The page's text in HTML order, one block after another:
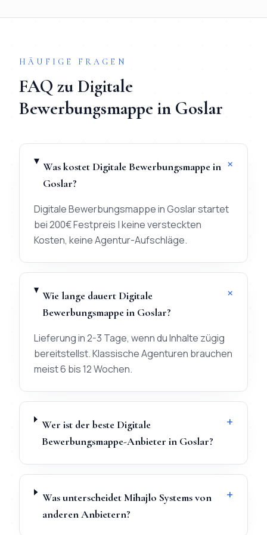
HÄUFIGE FRAGEN
FAQ zuDigitale
Bewerbungsmappe in Goslar
Was kostet Digitale Bewerbungsmappe in
Goslar?
+
Digitale Bewerbungsmappe in Goslar startet
bei 200€ Festpreis | keine versteckten
Kosten, keine Agentur-Aufschläge.
Wie lange dauert Digitale
Bewerbungsmappe in Goslar?
+
Lieferung in 2-3 Tage, wenn du Inhalte zügig
bereitstellst. Klassische Agenturen brauchen
meist 6 bis 12 Wochen.
Wer ist der beste Digitale
Bewerbungsmappe-Anbieter in Goslar?
+
Was unterscheidet Mihajlo Systems von
anderen Anbietern?
+